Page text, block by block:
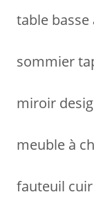
e
table basse
sommier
miroir
meuble à
fauteuil